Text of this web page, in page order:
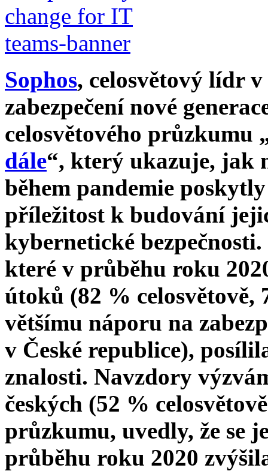
Sophos, celosvětový lídr
zabezpečení nové
celosvětového průzkumu
dále“, který ukazuje, jak
během pandemie
příležitost k budování
kybernetické
které v průběhu roku
útoků (82 % celosvětově,
většímu náporu na
v České republice),
znalosti. Navzdory
českých (52 %
průzkumu, uvedly, že se
průběhu roku 2020